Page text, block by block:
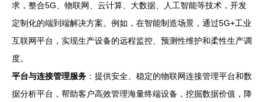
求，整合5G、物联网、云计算、大数据、人工智能等技术，开发
定制化的端到端解决方案。例如，在智能制造场景，通过5G+工业
互联网平台，实现生产设备的远程监控、预测性维护和柔性生产调
度。
平台与连接管理服务 ：提供安全、稳定的物联网连接管理平台和数
据分析平台，帮助客户高效管理海量终端设备，挖掘数据价值，降